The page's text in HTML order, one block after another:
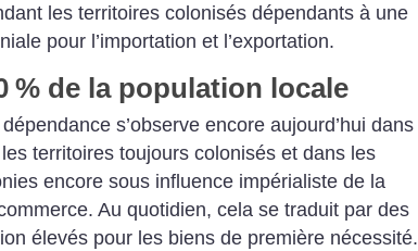
les territoires colonisés dépendants à une
pour l’importation et l’exportation.
% de la population locale
s’observe encore aujourd’hui dans
territoires toujours colonisés et dans les
encore sous influence impérialiste de la
Au quotidien, cela se traduit par des
élevés pour les biens de première nécessité.